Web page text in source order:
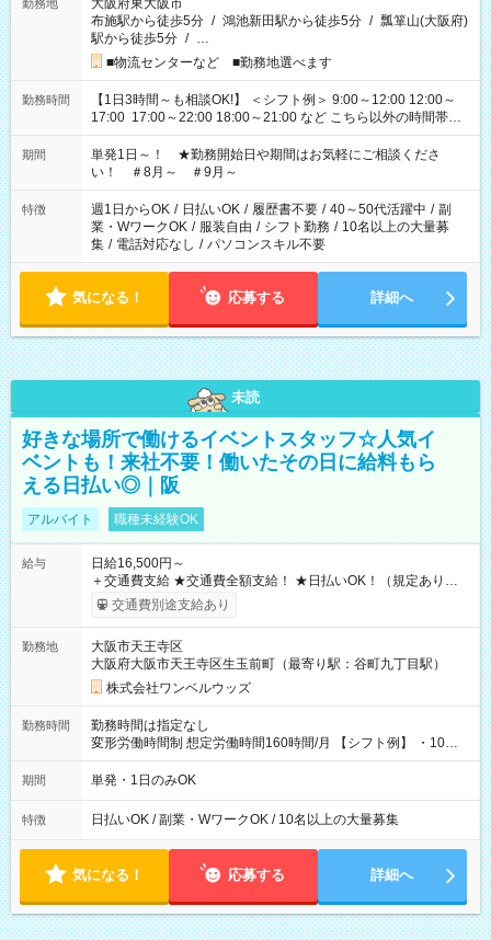
勤務地
大阪府東大阪市
布施駅から徒歩5分 / 鴻池新田駅から徒歩5分 / 瓢箪山(大阪府)
駅から徒歩5分 / …
■物流センターなど ■勤務地選べます
勤務時間
【1日3時間～も相談OK!】 ＜シフト例＞ 9:00～12:00 12:00～
17:00 17:00～22:00 18:00～21:00 など こちら以外の時間帯も
お気軽にご相談ください！
期間
単発1日～！ ★勤務開始日や期間はお気軽にご相談くださ
い！ ＃8月～ ＃9月～
特徴 週1日からOK / 日払いOK / 履歴書不要 / 40～50代活躍中 / 副
業・WワークOK / 服装自由 / シフト勤務 / 10名以上の大量募
集 / 電話対応なし / パソコンスキル不要
気になる！ 応募する 詳細へ
未読
好きな場所で働けるイベントスタッフ☆人気イ
ベントも！来社不要！働いたその日に給料もら
える日払い◎｜阪
アルバイト 職種未経験OK
給与
日給16,500円～
＋交通費支給 ★交通費全額支給！ ★日払いOK！（規定あり） ┗
働いたその日に現金GET♪ お仕事後はコンビニATMから 日払
交通費別途支給あり
勤務地
大阪市天王寺区
大阪府大阪市天王寺区生玉前町（最寄り駅：谷町九丁目駅）
株式会社ワンベルウッズ
勤務時間
勤務時間は指定なし
変形労働時間制 想定労働時間160時間/月 【シフト例】 ・10：
00～20：00
期間 単発・1日のみOK
特徴 日払いOK / 副業・WワークOK / 10名以上の大量募集
気になる！ 応募する 詳細へ